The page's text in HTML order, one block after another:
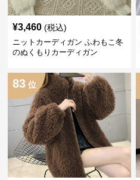
¥3,460 (税込)
ニットカーディガン ふわもこ冬
のぬくもりカーディガン
83 位